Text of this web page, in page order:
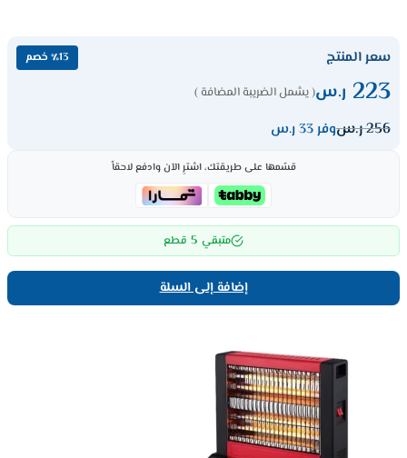
سعر المنتج ٪13 خصم
223 ر.س( يشمل الضريبة المضافة )
256ر.سوفر 33 ر.س
قسّمها على طريقتك، اشترِ الآن وادفع لاحقاً
متبقي 5 قطع
إضافة إلى السلة